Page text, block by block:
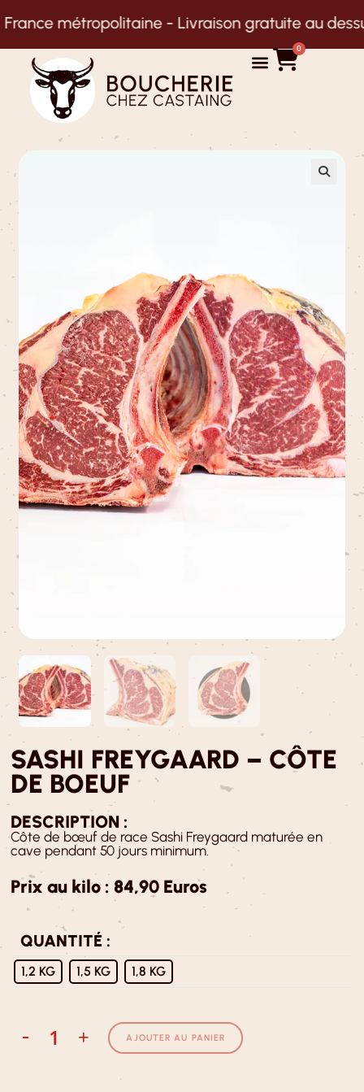
-Livraison gratuite au dessus de
0
SASHI FREYGAARD – CÔTE
DE BOEUF
DESCRIPTION :
Côte de bœuf de race Sashi Freygaard maturée en
cave pendant 50 jours minimum.
Prix au kilo : 84,90 Euros
QUANTITÉ :
1,2 KG 1,5 KG 1,8 KG
- + AJOUTER AU PANIER